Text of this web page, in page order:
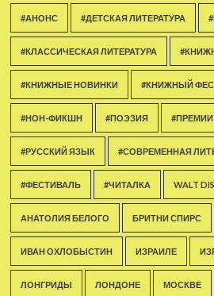
#АНОНС #ДЕТСКАЯ ЛИТЕРАТУРА
#КЛАССИЧЕСКАЯ ЛИТЕРАТУРА
#КНИЖНЫЕ НОВИНКИ #КНИЖНЫЙ
#НОН-ФИКШН #ПОЭЗИЯ #ПРЕМИИ
#РУССКИЙ ЯЗЫК #СОВРЕМЕННАЯ
#ФЕСТИВАЛЬ #ЧИТАЛКА WALT
АНАТОЛИЯ БЕЛОГО БРИТНИ СПИРС
ИВАН ОХЛОБЫСТИН ИЗРАИЛЕ
ЛОНГРИДЫ ЛОНДОНЕ МОСКВЕ